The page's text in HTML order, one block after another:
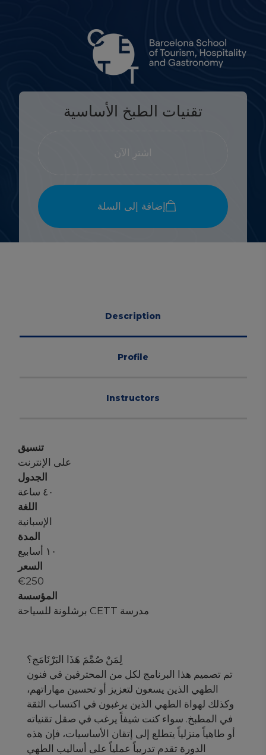
تقنيات الطبخ الأساسية
اشترِ الآن
إضافة إلى السلة
Description
Profile
Instructors
تنسيق
على الإنترنت
الجدول
٤٠ ساعة
اللغة
الإسبانية
المدة
١٠ أسابيع
السعر
€250
المؤسسة
مدرسة CETT برشلونة للسياحة
لِمَنْ صُمِّمَ هَذَا البَرْنَامَج؟
تم تصميم هذا البرنامج لكل من المحترفين في فنون
الطهي الذين يسعون لتعزيز أو تحسين مهاراتهم،
وكذلك لهواة الطهي الذين يرغبون في اكتساب الثقة
في المطبخ. سواء كنت شيفاً يرغب في صقل تقنياته
أو طاهياً منزلياً يتطلع إلى إتقان الأساسيات، فإن هذه
الدورة تقدم تدريباً عملياً على أساليب الطهي